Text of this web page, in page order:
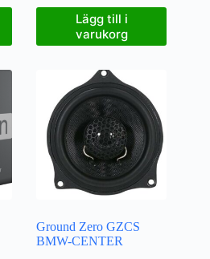
Lägg till i
varukorg
Ground Zero GZCS
BMW-CENTER